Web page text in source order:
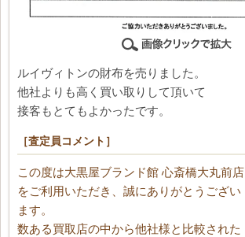
ルイヴィトンの財布を売りました。
他社よりも高く買い取りして頂いて
接客もとてもよかったです。
［査定員コメント］
この度は大黒屋ブランド館 心斎橋大丸前店
をご利用いただき、誠にありがとうござい
ます。
数ある買取店の中から他社様と比較された